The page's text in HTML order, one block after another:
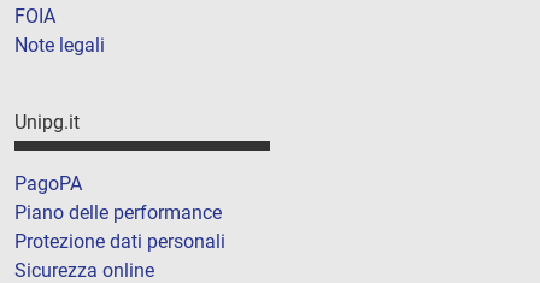
FOIA
Note legali
Unipg.it
PagoPA
Piano delle performance
Protezione dati personali
Sicurezza online